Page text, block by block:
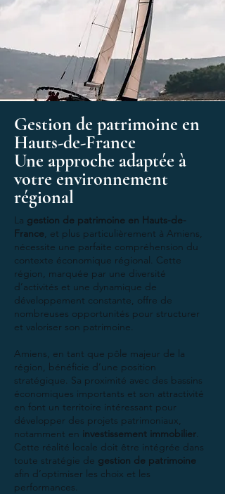
Gestion de patrimoine en
Hauts-de-France
Une approche adaptée à
votre environnement
régional
La gestion de patrimoine en Hauts-de-
France , et plus particulièrement à Amiens,
nécessite une parfaite compréhension du
contexte économique régional. Cette
région, marquée par une diversité
d’activités et une dynamique de
développement constante, offre de
nombreuses opportunités pour structurer
et valoriser son patrimoine.
Amiens, en tant que pôle majeur de la
région, bénéficie d’une position
stratégique. Sa proximité avec des bassins
économiques importants et son attractivité
en font un territoire intéressant pour
développer des projets patrimoniaux,
notamment en investissement immobilier.
Cette réalité locale doit être intégrée dans
toute stratégie de gestion de patrimoine
afin d’optimiser les choix et les
performances.